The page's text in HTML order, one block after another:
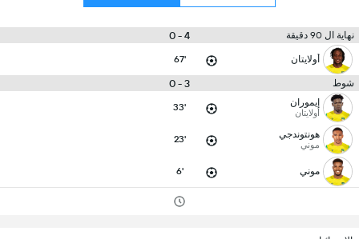
نهاية ال 90 دقيقة 4 - 0
أولايتان 67'
شوط 3 - 0
إيموران
أولايتان 33'
هونتوندجي
موني 23'
موني 6'